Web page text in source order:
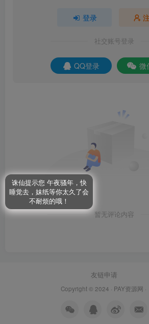
登录
社交账号登录
QQ登录 微
暂无评论内容
友链申请
Copyright © 2024 · PAY资源网 ·
诛仙提示您 午夜骚年，快
睡觉去，妹纸等你太久了会
不耐烦的哦！